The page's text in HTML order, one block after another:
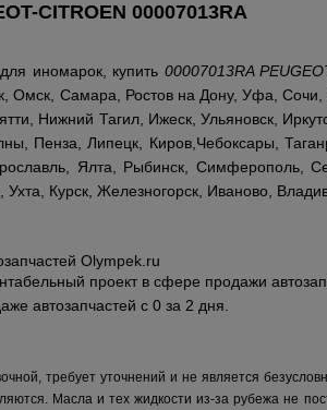
CITROEN 00007013RA
иномарок, купить 00007013RA
Омск, Самара, Ростов на Дону, Уфа,
Нижний Тагил, Ижеск, Ульяновск,
Пенза, Липецк, Киров,Чебоксары,
Ялта, Рыбинск, Симферополь,
Курск, Железногорск, Иваново,
Olympek.ru
проект в сфере продажи
автозапчастей с 0 за 2 дня.
требует уточнений и не является
Масла и тех жидкости из-за рубежа не